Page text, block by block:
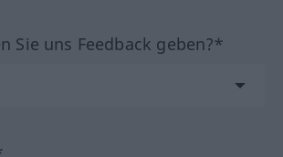
Sie uns Feedback geben?*